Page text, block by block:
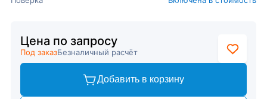
Цена по запросу
Под заказБезналичный расчёт
Добавить в корзину